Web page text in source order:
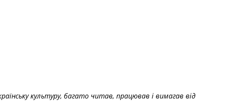
культуру, багато читав, працював і вимагав від